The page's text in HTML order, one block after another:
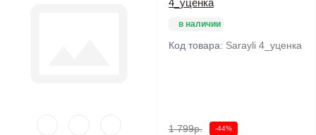
в наличии
Код товара: Sarayli 4_уценка
1 799р. -44%